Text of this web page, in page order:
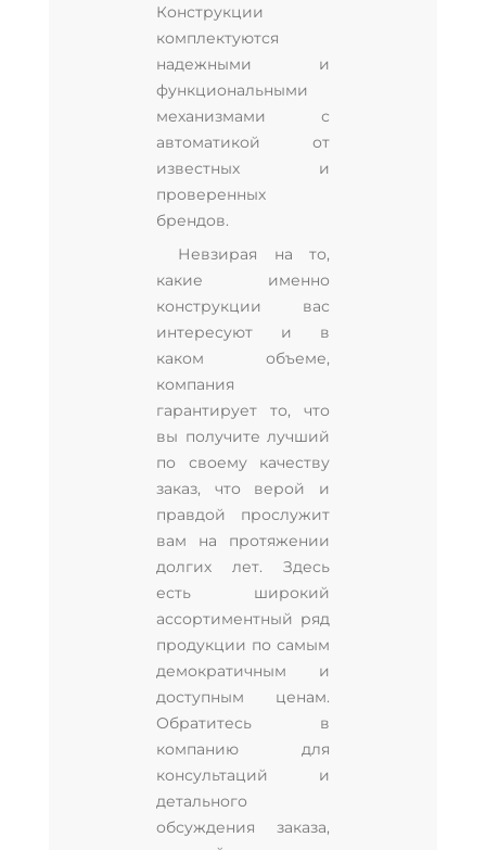
Конструкции
комплектуются
надежными и
функциональными
механизмами с
автоматикой от
известных и
проверенных
брендов.
Невзирая на то,
какие именно
конструкции вас
интересуют и в
каком объеме,
компания
гарантирует то, что
вы получите лучший
по своему качеству
заказ, что верой и
правдой прослужит
вам на протяжении
долгих лет. Здесь
есть широкий
ассортиментный ряд
продукции по самым
демократичным и
доступным ценам.
Обратитесь в
компанию для
консультаций и
детального
обсуждения заказа,